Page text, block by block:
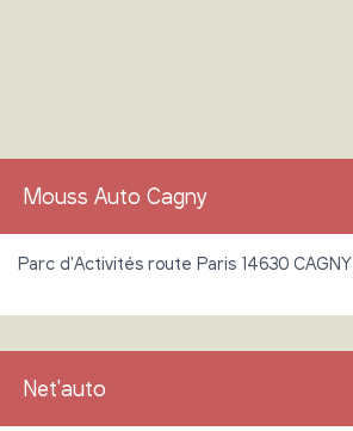
Mouss Auto Cagny
Parc d'Activités route Paris 14630 CAGNY
Net'auto